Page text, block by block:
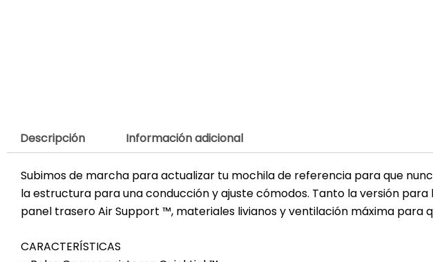
Descripción Información adicional
Subimos de marcha para actualizar tu mochila de referencia para que
la estructura para una conducción y ajuste cómodos. Tanto la versión
panel trasero Air Support ™, materiales livianos y ventilación máxima para
CARACTERÍSTICAS